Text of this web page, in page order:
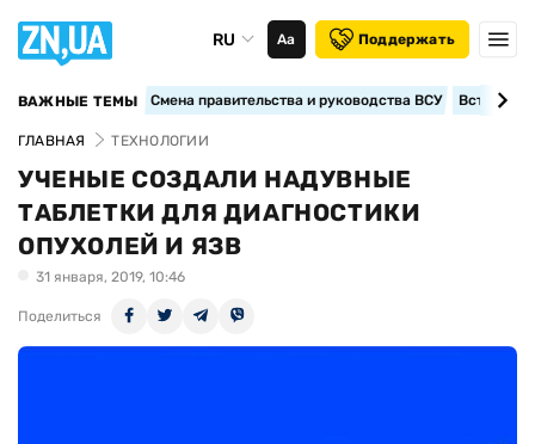
RU Аа Поддержать
ВАЖНЫЕ ТЕМЫ Смена правительства и руководства ВСУ
ГЛАВНАЯ ТЕХНОЛОГИИ
УЧЕНЫЕ СОЗДАЛИ НАДУВНЫЕ
ТАБЛЕТКИ ДЛЯ ДИАГНОСТИКИ
ОПУХОЛЕЙ И ЯЗВ
31 января, 2019, 10:46
Поделиться